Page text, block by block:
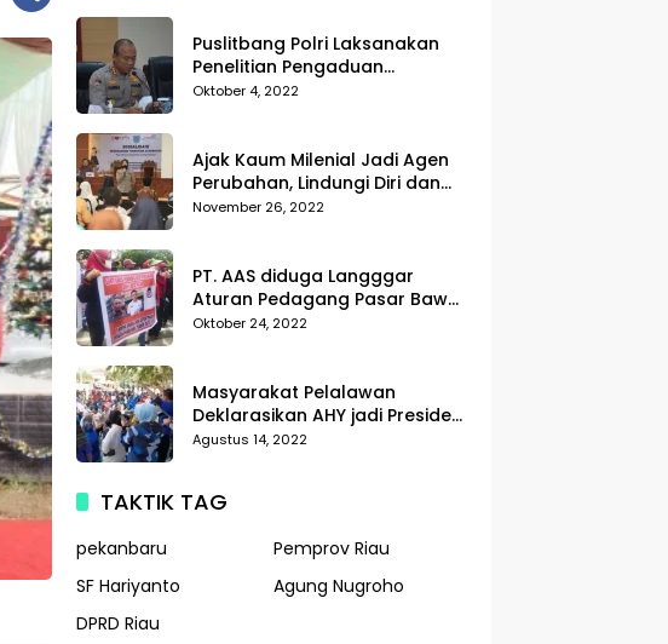
Puslitbang Polri Laksanakan
Penelitian Pengaduan
Masyarakat (Dumas) Guna
Oktober 4, 2022
Ajak Kaum Milenial Jadi Agen
Perubahan, Lindungi Diri dan
Sekitar dari Kekerasan
November 26, 2022
PT. AAS diduga Langggar
Aturan Pedagang Pasar Bawah
Geruduk Kantor DPRD
Oktober 24, 2022
Masyarakat Pelalawan
Deklarasikan AHY jadi Presiden
dalam Gerak Jalan Santai
Agustus 14, 2022
TAKTIK TAG
pekanbaru
Pemprov Riau
SF Hariyanto
Agung Nugroho
DPRD Riau